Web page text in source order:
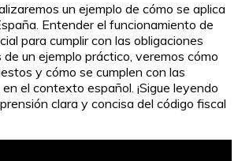
un ejemplo de cómo se aplica
Entender el funcionamiento de
para cumplir con las obligaciones
un ejemplo práctico, veremos cómo
y cómo se cumplen con las
el contexto español. ¡Sigue leyendo
clara y concisa del código fiscal